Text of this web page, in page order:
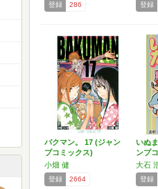
登録 286 登録
バクマン。 17 (ジャン
プコミックス)
小畑 健
登録 2664
いぬ
ンプ
大石
登録